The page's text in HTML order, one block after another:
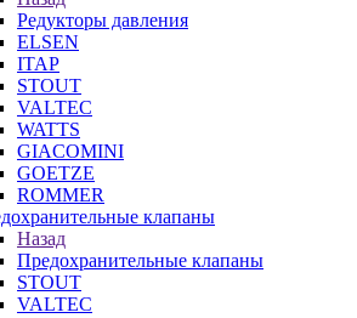
Редукторы давления
ELSEN
ITAP
STOUT
VALTEC
WATTS
GIACOMINI
GOETZE
ROMMER
клапаны
Назад
Предохранительные клапаны
STOUT
VALTEC